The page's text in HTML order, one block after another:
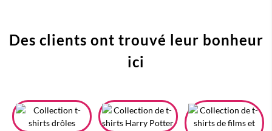
Des clients ont trouvé leur bonheur
ici